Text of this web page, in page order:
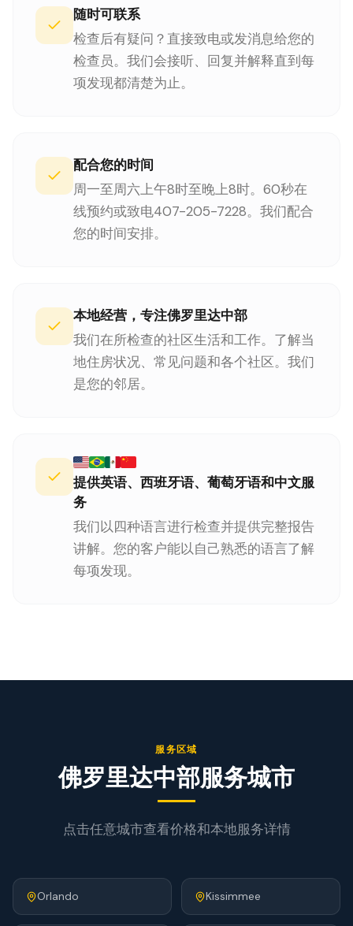
随时可联系
检查后有疑问？直接致电或发消息给您的
检查员。我们会接听、回复并解释直到每
项发现都清楚为止。
配合您的时间
周一至周六上午8时至晚上8时。60秒在
线预约或致电407-205-7228。我们配合
您的时间安排。
本地经营，专注佛罗里达中部
我们在所检查的社区生活和工作。了解当
地住房状况、常见问题和各个社区。我们
是您的邻居。
提供英语、西班牙语、葡萄牙语和中文服
务
我们以四种语言进行检查并提供完整报告
讲解。您的客户能以自己熟悉的语言了解
每项发现。
服务区域
佛罗里达中部服务城市
点击任意城市查看价格和本地服务详情
Orlando Kissimmee